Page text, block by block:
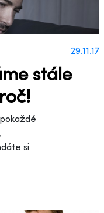
29.11.17
stále
si